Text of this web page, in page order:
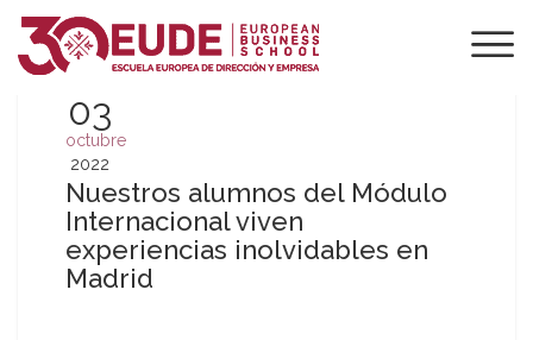
03
octubre
2022
Nuestros alumnos del Módulo
Internacional viven
experiencias inolvidables en
Madrid